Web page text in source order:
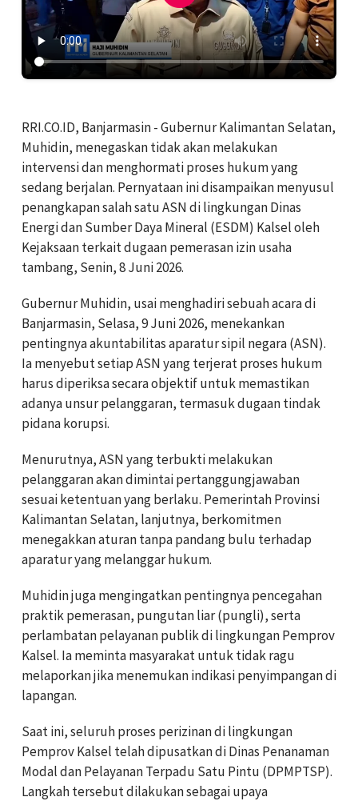
RRI.CO.ID, Banjarmasin - Gubernur Kalimantan Selatan,
Muhidin, menegaskan tidak akan melakukan
intervensi dan menghormati proses hukum yang
sedang berjalan. Pernyataan ini disampaikan menyusul
penangkapan salah satu ASN di lingkungan Dinas
Energi dan Sumber Daya Mineral (ESDM) Kalsel oleh
Kejaksaan terkait dugaan pemerasan izin usaha
tambang, Senin, 8 Juni 2026.
Gubernur Muhidin, usai menghadiri sebuah acara di
Banjarmasin, Selasa, 9 Juni 2026, menekankan
pentingnya akuntabilitas aparatur sipil negara (ASN).
Ia menyebut setiap ASN yang terjerat proses hukum
harus diperiksa secara objektif untuk memastikan
adanya unsur pelanggaran, termasuk dugaan tindak
pidana korupsi.
Menurutnya, ASN yang terbukti melakukan
pelanggaran akan dimintai pertanggungjawaban
sesuai ketentuan yang berlaku. Pemerintah Provinsi
Kalimantan Selatan, lanjutnya, berkomitmen
menegakkan aturan tanpa pandang bulu terhadap
aparatur yang melanggar hukum.
Muhidin juga mengingatkan pentingnya pencegahan
praktik pemerasan, pungutan liar (pungli), serta
perlambatan pelayanan publik di lingkungan Pemprov
Kalsel. Ia meminta masyarakat untuk tidak ragu
melaporkan jika menemukan indikasi penyimpangan di
lapangan.
Saat ini, seluruh proses perizinan di lingkungan
Pemprov Kalsel telah dipusatkan di Dinas Penanaman
Modal dan Pelayanan Terpadu Satu Pintu (DPMPTSP).
Langkah tersebut dilakukan sebagai upaya